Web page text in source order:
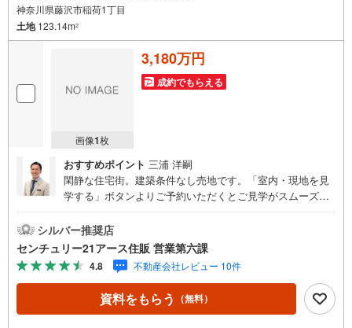
神奈川県藤沢市稲荷1丁目
土地123.14m2
画像1枚
3,180万円
成約でもらえる
おすすめポイント 三浦 洋嗣
閑静な住宅街。建築条件なし売地です。「室内・現地を見
学する」ボタンよりご予約いただくとご見学がスムーズに
ンチュリオン獲得店舗◆全国約970店舗あるセンチュリー2
1のお店。その中でも、アメリカ本部が設ける一定基準を満
たした、上位4％しか受賞できない賞。それが「センチュリ
オン」です。弊社はそのセンチュリオンを2002年から欠か
すことなく取り続けております。◆住宅ローン相談会◆お
客様にあった無理のない住宅ローンの試算やご購入の際に
シルバー推奨店
センチュリー21アース住販 営業第六課
4.8 不動産会社レビュー 10件
資料をもらう （無料）